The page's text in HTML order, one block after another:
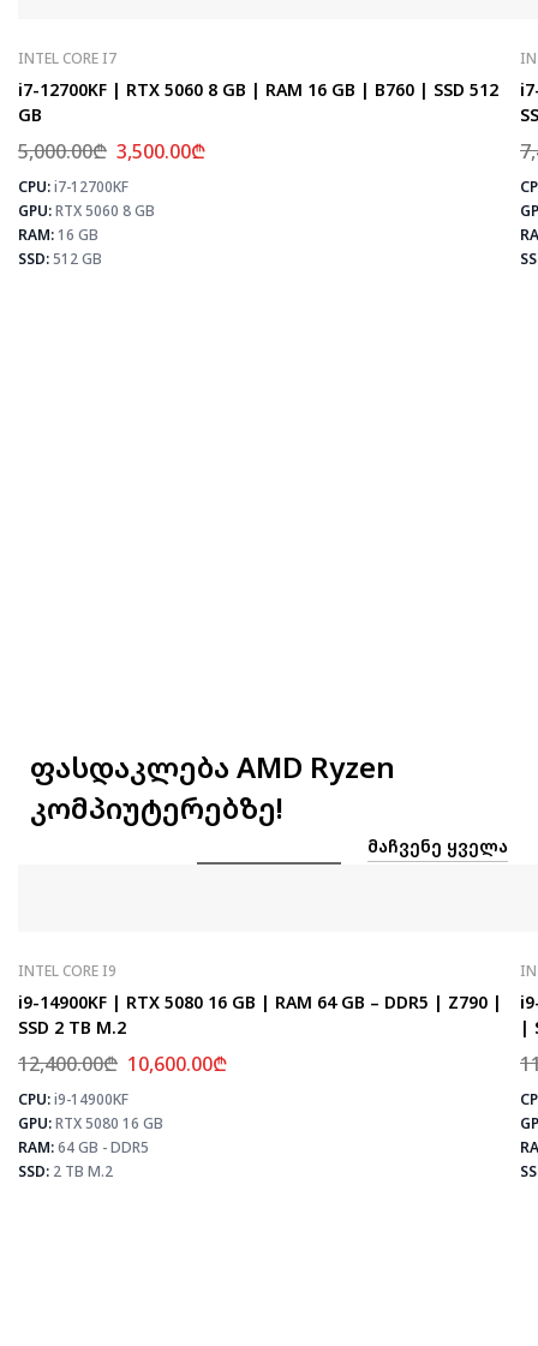
INTEL CORE I7
i7-12700KF | RTX 5060 8 GB | RAM 16 GB | B760 | SSD 512
GB
5,000.00₾ 3,500.00₾
CPU:i7-12700KF
GPU:RTX 5060 8 GB
RAM:16 GB
SSD:512 GB
ფასდაკლება AMD Ryzen
კომპიუტერებზე!
ᲛᲐᲩᲕᲔᲜᲔ ᲧᲕᲔᲚᲐ
INTEL CORE I9
i9-14900KF | RTX 5080 16 GB | RAM 64 GB – DDR5 | Z790 |
SSD 2 TB M.2
12,400.00₾ 10,600.00₾
CPU:i9-14900KF
GPU:RTX 5080 16 GB
RAM:64 GB - DDR5
SSD: 2 TB M.2
|